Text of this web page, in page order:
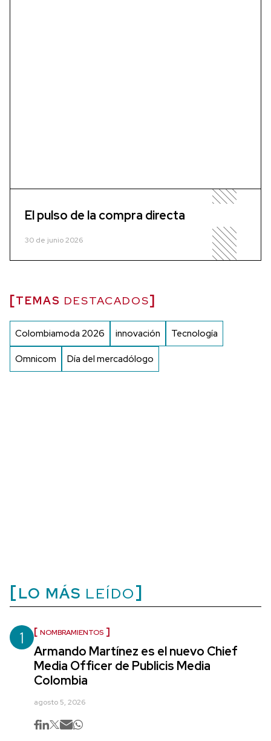
El pulso de la compra directa
30 de junio 2026
TEMAS DESTACADOS
Colombiamoda 2026 innovación Tecnología
Omnicom Día del mercadólogo
LO MÁS LEÍDO
1 NOMBRAMIENTOS
Armando Martínez es el nuevo Chief
Media Officer de Publicis Media
Colombia
agosto 5, 2026